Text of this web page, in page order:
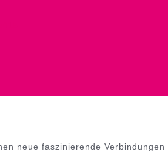
neue faszinierende